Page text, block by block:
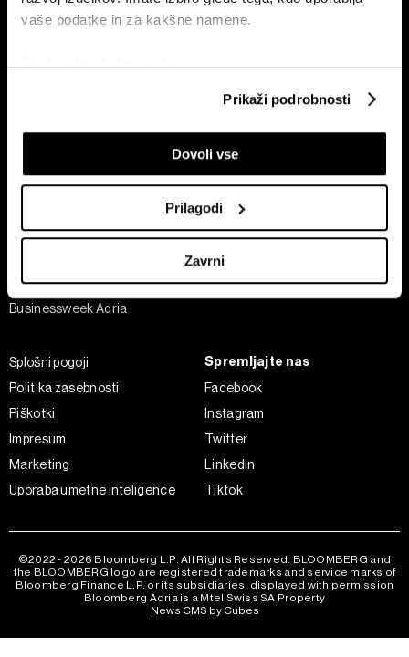
vaše podatke in za kakšne namene.
Če dovolite, želimo tudi:
Zbirati informacije o vaši geografski lokaciji, ki so
Identificirati napravo z aktivnim preverjanjem
lastnosti (odčitavanje prstnih odtisov)
Poglejte si še, kako se obdelujejo vaši osebni podatki in
nastavite svoje preference v
razdelku o podrobnostih
iz Izjave o piškotkih.
Skupni upravljavci obdelave so HD-WIN ARENA SPORT
d.o.o. inPartnerji
zasebnosti
, o piškotkih in drugih podobnih tehnologijah
kliknete možnost »Prikaži podrobnosti«. Privolitev lahko
kadar koli prekličete brez kakršnih koli posledic.
Prikaži podrobnosti
Dovoli vse
Prilagodi
Zavrni
Finančni trgi
Tehnologija
Šport
Adria Insight
Businessweek Adria
Bloomberg Adria dogodki
Splošni pogoji
Politika zasebnosti
Piškotki
Impresum
Marketing
Uporaba umetne inteligence
Spremljajte nas
Facebook
Instagram
Twitter
Linkedin
Tiktok
©2022 - 2026 Bloomberg L.P. All Rights Reserved. BLOOMBERG and
the BLOOMBERG logo are registered trademarks and service marks of
Bloomberg Finance L.P. or its subsidiaries, displayed with permission
Bloomberg Adria is a Mtel Swiss SA Property
News CMS by Cubes